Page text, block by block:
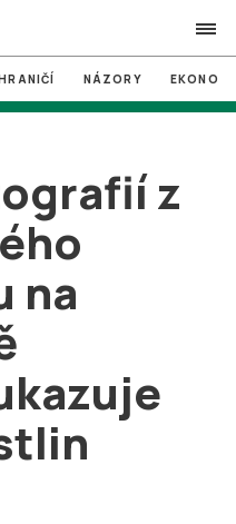
search
NÁZORY
z
na